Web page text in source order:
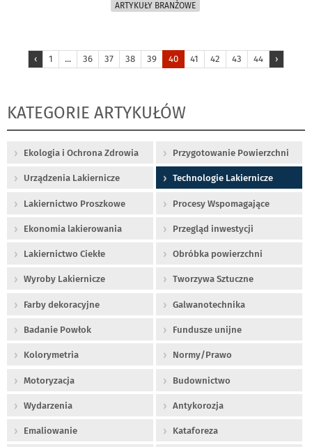
ARTYKUŁY BRANŻOWE
‹ 1 ... 36 37 38 39 40 41 42 43 44 ›
KATEGORIE ARTYKUŁÓW
Ekologia i Ochrona Zdrowia Przygotowanie Powierzchni
Urządzenia Lakiernicze Technologie Lakiernicze
Lakiernictwo Proszkowe Procesy Wspomagające
Ekonomia lakierowania Przegląd inwestycji
Lakiernictwo Ciekłe Obróbka powierzchni
Wyroby Lakiernicze Tworzywa Sztuczne
Farby dekoracyjne Galwanotechnika
Badanie Powłok Fundusze unijne
Kolorymetria Normy/Prawo
Motoryzacja Budownictwo
Wydarzenia Antykorozja
Emaliowanie Kataforeza